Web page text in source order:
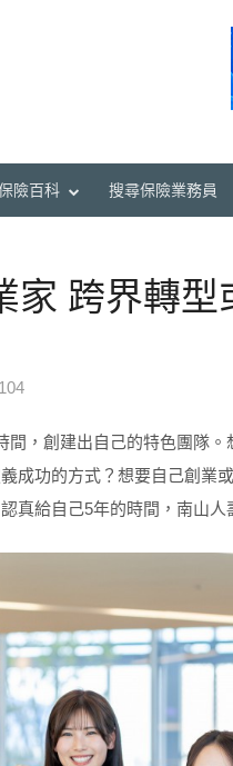
險百科 搜尋保險業務員
家 跨界轉型
間，創建出自己的特色團隊
成功的方式？想要自己創業
真給自己5年的時間，南山人